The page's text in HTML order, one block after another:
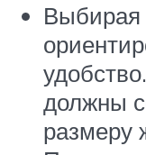
Выбирая
должны
размеру